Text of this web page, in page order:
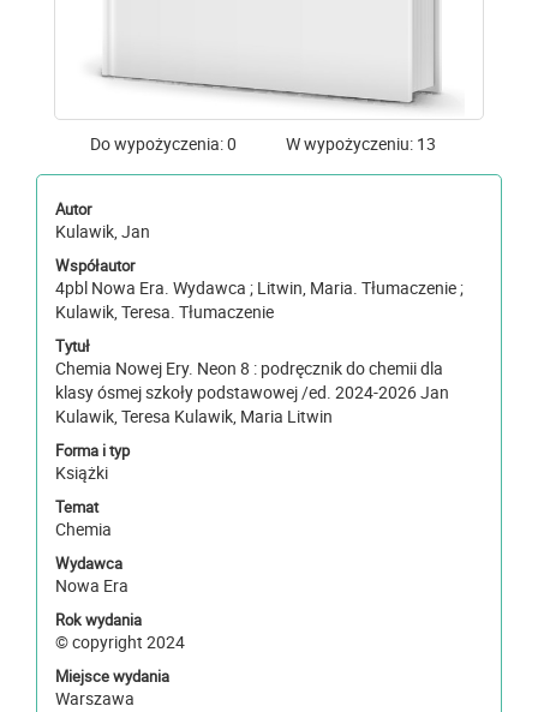
Do wypożyczenia: 0 W wypożyczeniu: 13
Autor
Kulawik, Jan
Współautor
4pbl Nowa Era. Wydawca ; Litwin, Maria. Tłumaczenie ;
Kulawik, Teresa. Tłumaczenie
Tytuł
Chemia Nowej Ery. Neon 8 : podręcznik do chemii dla
klasy ósmej szkoły podstawowej /ed. 2024-2026 Jan
Kulawik, Teresa Kulawik, Maria Litwin
Forma i typ
Książki
Temat
Chemia
Wydawca
Nowa Era
Rok wydania
© copyright 2024
Miejsce wydania
Warszawa